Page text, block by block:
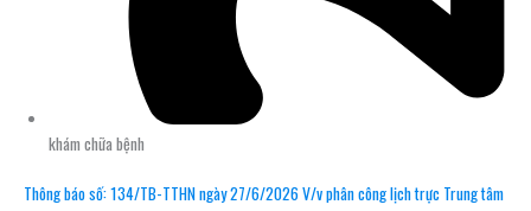
khám chữa bệnh
Thông báo số: 134/TB-TTHN ngày 27/6/2026 V/v phân công lịch trực Trung tâm